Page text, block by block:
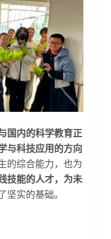
国内的科学教育正
与科技应用的方向
的综合能力，也为
技能的人才，为未
坚实的基础。